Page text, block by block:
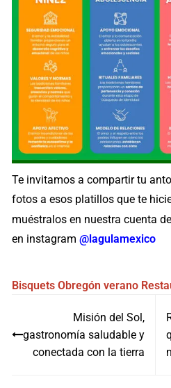
Te invitamos a compartir tu
fotos a esos platillos que te
muéstralos en nuestra cuenta
en instagram@lagulamexico
Bisquets Obregón verano
entradas
Misión del Sol,
gastronomía saludable y
conectada con la tierra